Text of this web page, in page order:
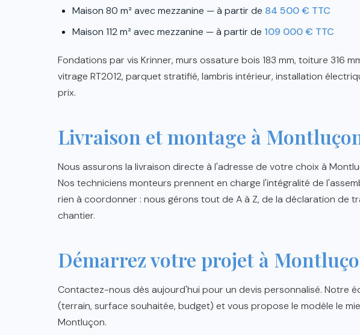
Maison 80 m² avec mezzanine — à partir de 84 500 € TTC
Maison 112 m² avec mezzanine — à partir de 109 000 € TTC
Fondations par vis Krinner, murs ossature bois 183 mm, toiture 316
vitrage RT2012, parquet stratifié, lambris intérieur, installation
prix.
Livraison et montage à
Nous assurons la livraison directe à l'adresse de votre choix à
Nos techniciens monteurs prennent en charge l'intégralité de
rien à coordonner : nous gérons tout de A à Z, de la déclaration de
chantier.
Démarrez votre projet à
Contactez-nous dès aujourd'hui pour un devis personnalisé. Notre
(terrain, surface souhaitée, budget) et vous propose le modèle le
Montluçon.